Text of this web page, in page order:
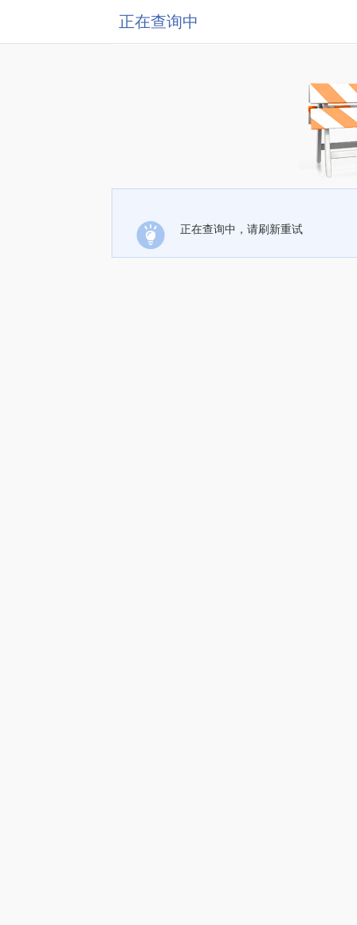
正在查询中
正在查询中，请刷新重试